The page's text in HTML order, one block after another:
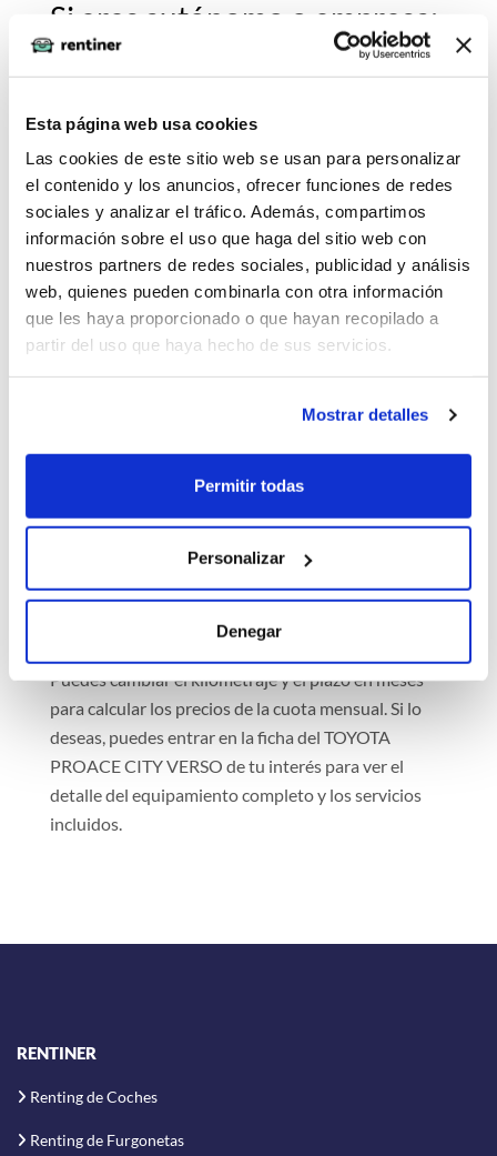
Esta página web usa cookies
Las cookies de este sitio web se usan para personalizar
el contenido y los anuncios, ofrecer funciones de redes
sociales y analizar el tráfico. Además, compartimos
información sobre el uso que haga del sitio web con
nuestros partners de redes sociales, publicidad y análisis
web, quienes pueden combinarla con otra información
que les haya proporcionado o que hayan recopilado a
partir del uso que haya hecho de sus servicios.
Mostrar detalles
Permitir todas
Personalizar
Denegar
Si eres autónomo o empresa:
ser autónomo necesitaremos las presentaciones de
tus IVAs trimestrales, la declaración censal y tu vida
laboral. En caso de empresas puede que además de
los IVAs necesitemos escrituras de la empresa para
revisar que el administrador de la sociedad sea
quien firme. Las empresas no pueden realizar el
estudio online porque un analista de riesgos debe
analizar la documentación manualmente para
generar el contrato.
Una vez terminado el proceso de estudio (inmediato
genera un contrato, que puedes firmar digitalmente
para confirmar la contratación del renting. Siempre
recibirás el coche en un concesionario cercano a tu
domicilio o en la dirección de tu casa.
Rentiner es un comparador que muestra
información actualizada de distintas empresas
Puedes cambiar el kilometraje y el plazo en meses
para calcular los precios de la cuota mensual. Si lo
deseas, puedes entrar en la ficha del TOYOTA
PROACE CITY VERSO de tu interés para ver el
detalle del equipamiento completo y los servicios
incluidos.
RENTINER
Renting de Coches
Renting de Furgonetas